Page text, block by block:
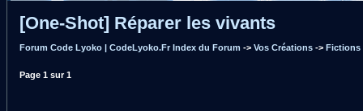
[One-Shot] Réparer les vivants
Forum Code Lyoko | CodeLyoko.Fr Index du Forum -> Vos Créations -> Fictions
Page 1 sur1